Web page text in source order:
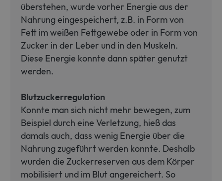
überstehen, wurde vorher Energie aus der
Nahrung eingespeichert, z.B. in Form von
Fett im weißen Fettgewebe oder in Form von
Zucker in der Leber und in den Muskeln.
Diese Energie konnte dann später genutzt
werden.
Blutzuckerregulation
Konnte man sich nicht mehr bewegen, zum
Beispiel durch eine Verletzung, hieß das
damals auch, dass wenig Energie über die
Nahrung zugeführt werden konnte. Deshalb
wurden die Zuckerreserven aus dem Körper
mobilisiert und im Blut angereichert. So